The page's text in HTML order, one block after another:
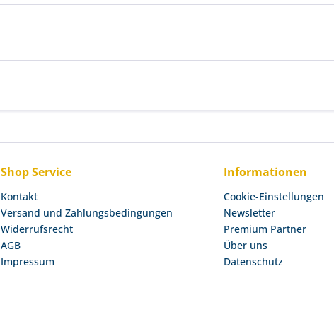
Shop Service
Kontakt
Versand und Zahlungsbedingungen
Widerrufsrecht
AGB
Impressum
Informationen
Cookie-Einstellungen
Newsletter
Premium Partner
Über uns
Datenschutz